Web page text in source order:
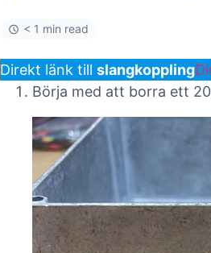
< 1 min read
Direkt länk till slangkoppling
Börja med att borra ett